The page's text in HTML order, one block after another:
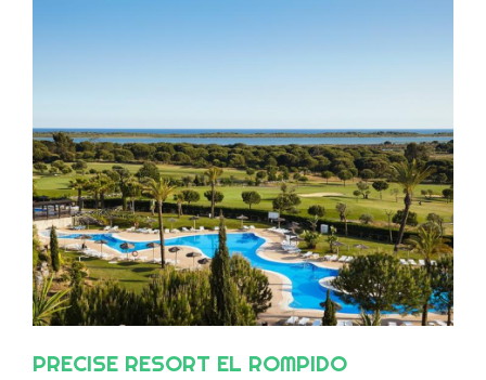
PRECISE RESORT EL ROMPIDO